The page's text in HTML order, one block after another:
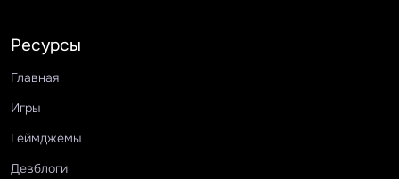
Ресурсы
Главная
Игры
Геймджемы
Девблоги